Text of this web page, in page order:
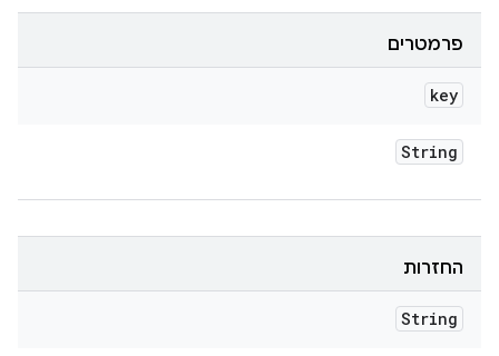
פרמטרים
key
String
החזרות
String